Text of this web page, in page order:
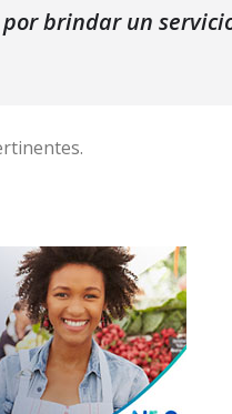
brindar un